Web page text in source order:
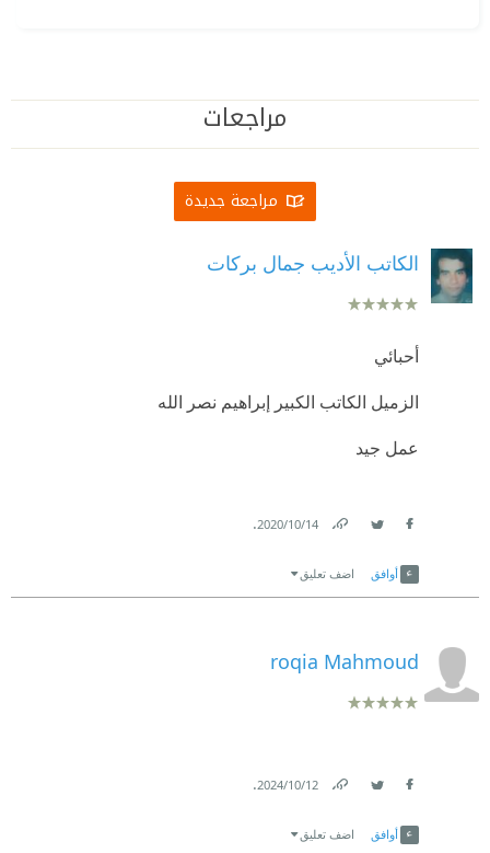
مراجعات
مراجعة جديدة
الكاتب الأديب جمال بركات
أحبائي
الزميل الكاتب الكبير إبراهيم نصر الله
عمل جيد
14‏/10‏/2020
.
أوافق اضف تعليق
roqia Mahmoud
12‏/10‏/2024
.
أوافق اضف تعليق